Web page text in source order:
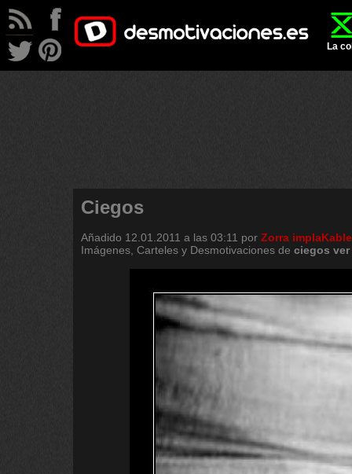
La
Ciegos
Añadido 12.01.2011 a las 03:11 por Zorra implaKable
Imágenes, Carteles y Desmotivaciones de ciegos ver